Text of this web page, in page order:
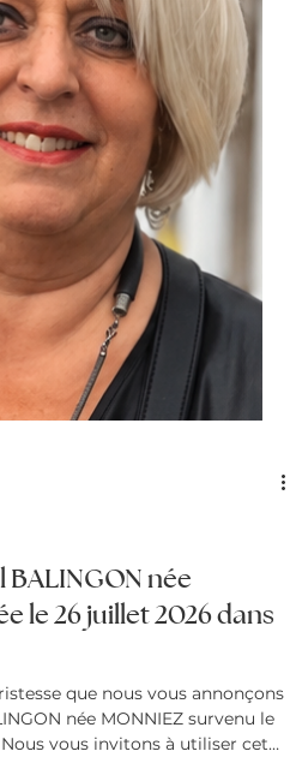
partager des
ou exprimer vos pensées
des textes.